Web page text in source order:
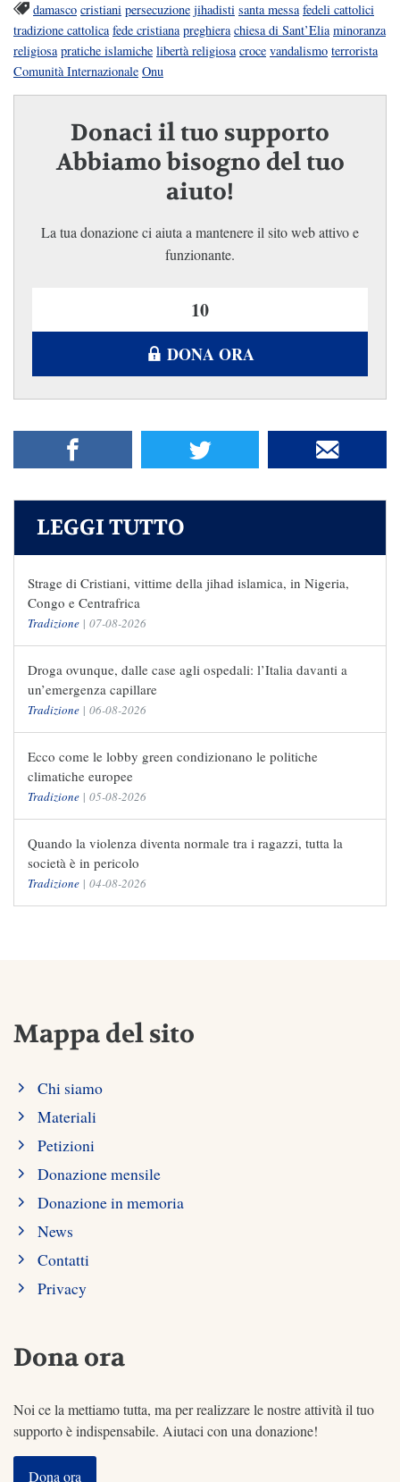
damasco cristiani persecuzione jihadisti santa messa fedeli cattolici
tradizione cattolica fede cristiana preghiera chiesa di Sant’Elia minoranza
religiosa pratiche islamiche libertà religiosa croce vandalismo terrorista
Comunità Internazionale Onu
Donaci il tuo supporto
Abbiamo bisogno del tuo
aiuto!
La tua donazione ci aiuta a mantenere il sito web attivo e
funzionante.
DONA ORA
LEGGI TUTTO
Strage di Cristiani, vittime della jihad islamica, in Nigeria,
Congo e Centrafrica
Tradizione | 07-08-2026
Droga ovunque, dalle case agli ospedali: l’Italia davanti a
un’emergenza capillare
Tradizione | 06-08-2026
Ecco come le lobby green condizionano le politiche
climatiche europee
Tradizione | 05-08-2026
Quando la violenza diventa normale tra i ragazzi, tutta la
società è in pericolo
Tradizione | 04-08-2026
Mappa del sito
Chi siamo
Materiali
Petizioni
Donazione mensile
Donazione in memoria
News
Contatti
Privacy
Dona ora
Noi ce la mettiamo tutta, ma per realizzare le nostre attività il tuo
supporto è indispensabile. Aiutaci con una donazione!
Dona ora